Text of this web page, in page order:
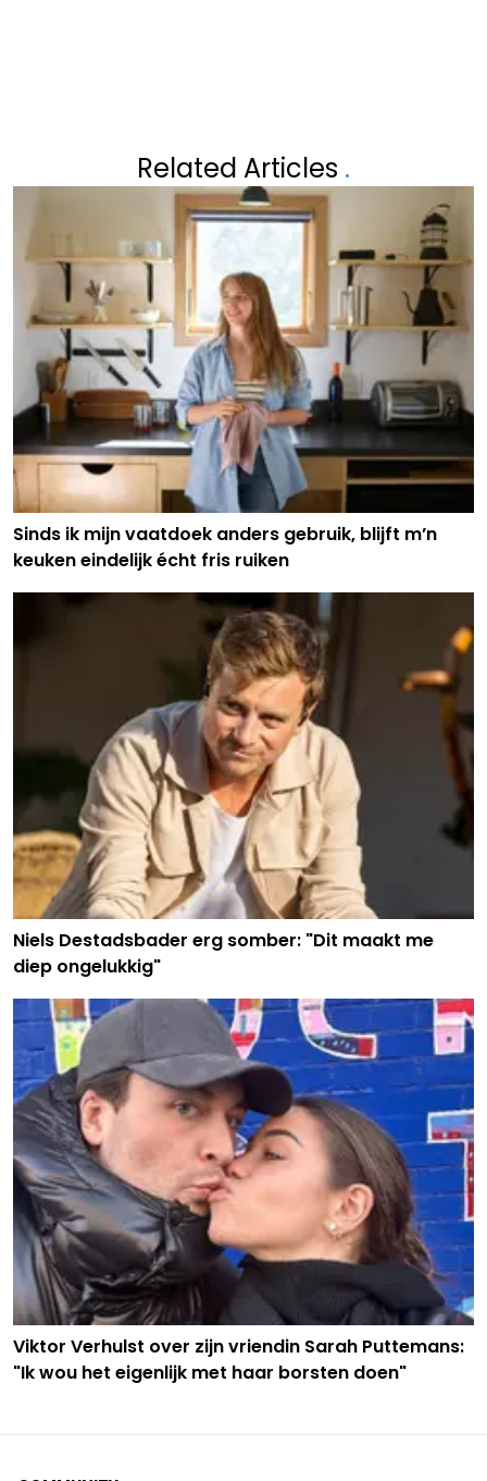
Related Articles .
Sinds ik mijn vaatdoek anders gebruik, blijft m’n
keuken eindelijk écht fris ruiken
Niels Destadsbader erg somber: "Dit maakt me
diep ongelukkig"
Viktor Verhulst over zijn vriendin Sarah Puttemans:
"Ik wou het eigenlijk met haar borsten doen"